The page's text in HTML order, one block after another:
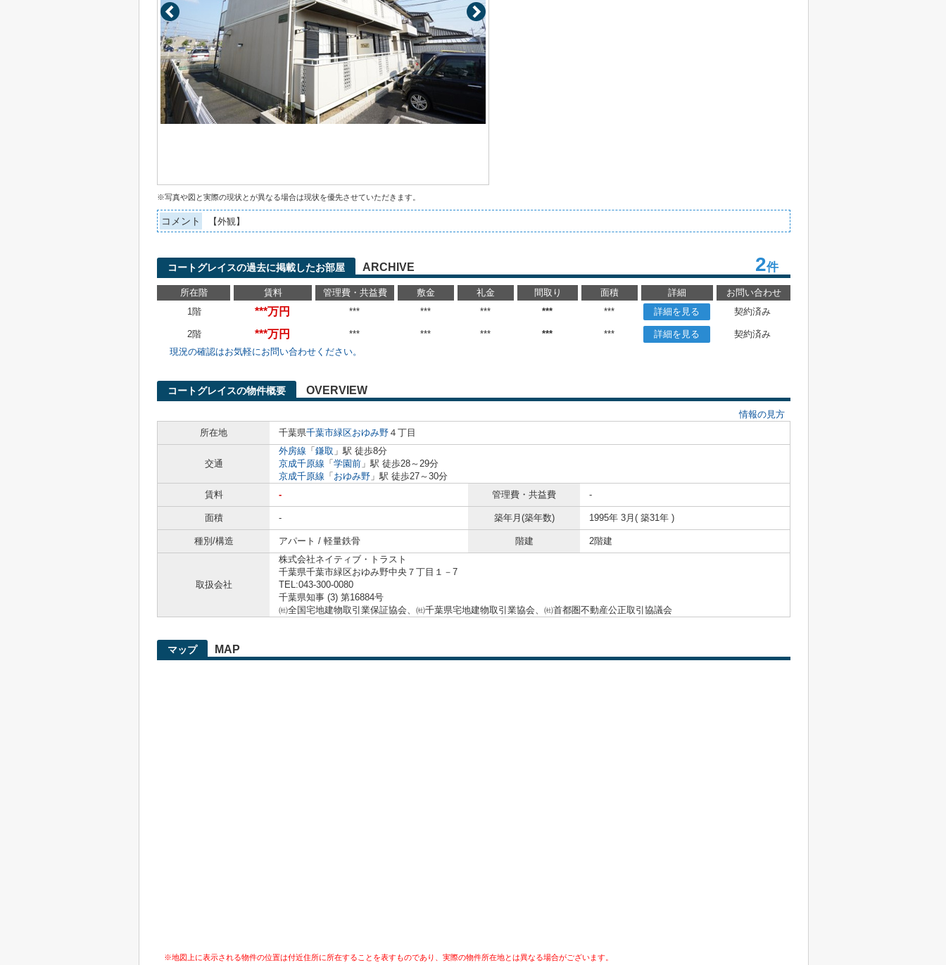
※写真や図と実際の現状とが異なる場合は現状を優先させていただきます。
コメント 【外観】
コートグレイスの過去に掲載したお部屋 ARCHIVE 2件
所在階 賃料 管理費・共益費 敷金 礼金 間取り 面積 詳細
お問い合わせ
1階
***万円 *** *** *** *** *** 詳細を見る 契約済み
2階 ***万円 *** *** *** *** *** 詳細を見る
契約済み
現況の確認はお気軽にお問い合わせください。
コートグレイスの物件概要 OVERVIEW
情報の見方
所在地
千葉県千葉市緑区おゆみ野 ４丁目
交通
外房線 「 鎌取 」駅 徒歩8分
京成千原線 「 学園前 」駅 徒歩28～29分
京成千原線 「 おゆみ野 」駅 徒歩27～30分
賃料
- 管理費・共益費 -
面積 - 築年月(築年数) 1995年 3月( 築31年 )
種別/構造 アパート / 軽量鉄骨 階建 2階建
取扱会社
株式会社ネイティブ・トラスト
千葉県千葉市緑区おゆみ野中央７丁目１－7
TEL:043-300-0080
千葉県知事 (3) 第16884号
㈳全国宅地建物取引業保証協会、㈳千葉県宅地建物取引業協会、㈳首都圏不動産公正取引協議会
マップ MAP
※地図上に表示される物件の位置は付近住所に所在することを表すものであり、実際の物件所在地とは異なる場合がございます。